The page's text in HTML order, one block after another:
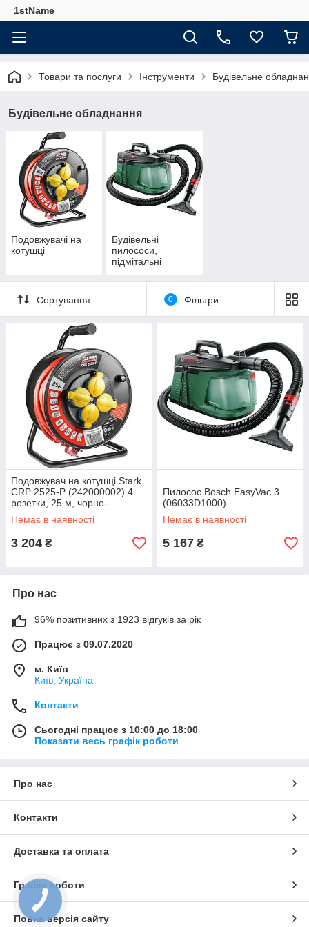
1stName
Товари та послуги Інструменти Будівельне
Будівельне обладнання
Подовжувачі на
котушці
Будівельні
пилососи,
підмітальні
Сортування 0 Фільтри
Подовжувач на котушці Stark
CRP 2525-P (242000002) 4
розетки, 25 м, чорно-
червоний
Немає в наявності
3 204 ₴
Пилосос Bosch EasyVac 3
(06033D1000)
Немає в наявності
5 167 ₴
Про нас
96% позитивних з 1923 відгуків за рік
Працює з 09.07.2020
м. Київ
Київ, Україна
Контакти
Сьогодні працює з 10:00 до 18:00
Показати весь графік роботи
Про нас
Контакти
Доставка та оплата
Графік роботи
Повна версія сайту